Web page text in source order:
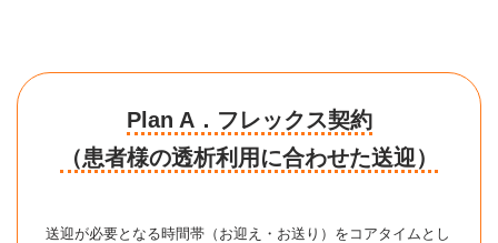
Plan A．フレックス契約
（患者様の透析利用に合わせた送迎）
送迎が必要となる時間帯（お迎え・お送り）をコアタイムとし